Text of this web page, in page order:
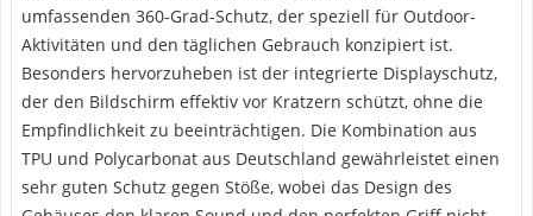
umfassenden 360-Grad-Schutz, der speziell für Outdoor-
Aktivitäten und den täglichen Gebrauch konzipiert ist.
Besonders hervorzuheben ist der integrierte Displayschutz,
der den Bildschirm effektiv vor Kratzern schützt, ohne die
Empfindlichkeit zu beeinträchtigen. Die Kombination aus
TPU und Polycarbonat aus Deutschland gewährleistet einen
sehr guten Schutz gegen Stöße, wobei das Design des